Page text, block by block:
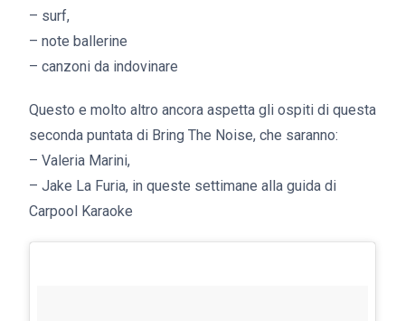
– surf,
– note ballerine
– canzoni da indovinare
Questo e molto altro ancora aspetta gli ospiti di questa
seconda puntata di Bring The Noise, che saranno:
– Valeria Marini,
– Jake La Furia, in queste settimane alla guida di
Carpool Karaoke